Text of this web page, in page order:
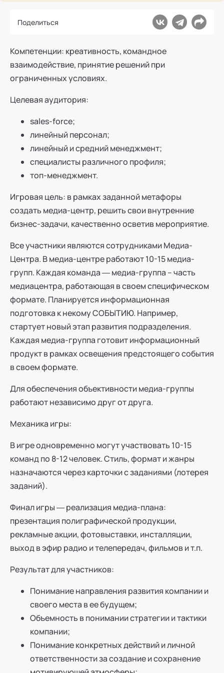
Поделиться
Компетенции: креативность, командное
взаимодействие, принятие решений при
ограниченных условиях.
Целевая аудитория:
sales-force;
линейный персонал;
линейный и средний менеджмент;
специалисты различного профиля;
топ-менеджмент.
Игровая цель: в рамках заданной метафоры
создать медиа-центр, решить свои внутренние
бизнес-задачи, качественно осветив мероприятие.
Все участники являются сотрудниками Медиа-
Центра. В медиа-центре работают 10-15 медиа-
групп. Каждая команда ― медиа-группа – часть
медиацентра, работающая в своем специфическом
формате. Планируется информационная
подготовка к некому СОБЫТИЮ. Например,
стартует новый этап развития подразделения.
Каждая медиа-группа готовит информационный
продукт в рамках освещения предстоящего события
в своем формате.
Для обеспечения объективности медиа-группы
работают независимо друг от друга.
Механика игры:
В игре одновременно могут участвовать 10-15
команд по 8-12 человек. Стиль, формат и жанры
назначаются через карточки с заданиями (лотерея
заданий).
Финал игры ― реализация медиа-плана:
презентация полиграфической продукции,
рекламные акции, фотовыставки, инсталляции,
выход в эфир радио и телепередач, фильмов и т.п.
Результат для участников:
Понимание направления развития компании и
своего места в ее будущем;
Объемность в понимании стратегии и тактики
компании;
Понимание конкретных действий и личной
ответственности за создание и сохранение